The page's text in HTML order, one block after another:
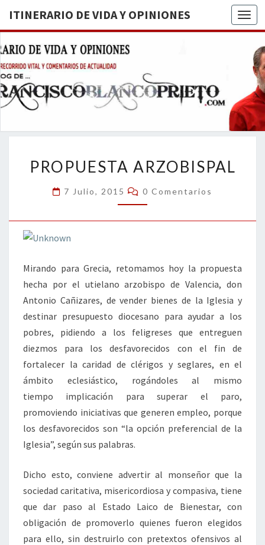
ITINERARIO DE VIDA Y OPINIONES
DE
BREVE
RECORRIDO
VITAL Y
ACTUALIDAD
ARZOBISPAL
PROPUESTA ARZOBISPAL
7 Julio, 2015 Comentarios
0 Comentarios
Mirando para Grecia, retomamos hoy la propuesta
hecha por el utielano arzobispo de Valencia, don
Antonio Cañizares, de vender bienes de la Iglesia y
destinar presupuesto diocesano para ayudar a los
pobres, pidiendo a los feligreses que entreguen
diezmos para los desfavorecidos con el fin de
fortalecer la caridad de clérigos y seglares, en el
ámbito eclesiástico, rogándoles al mismo
tiempo implicación para superar el paro,
promoviendo iniciativas que generen empleo, porque
los desfavorecidos son “la opción preferencial de la
Iglesia”, según sus palabras.
Dicho esto, conviene advertir al monseñor que la
sociedad caritativa, misericordiosa y compasiva, tiene
que dar paso al Estado Laico de Bienestar, con
obligación de promoverlo quienes fueron elegidos
para ello, sin destruirlo con pretextos ofensivos al